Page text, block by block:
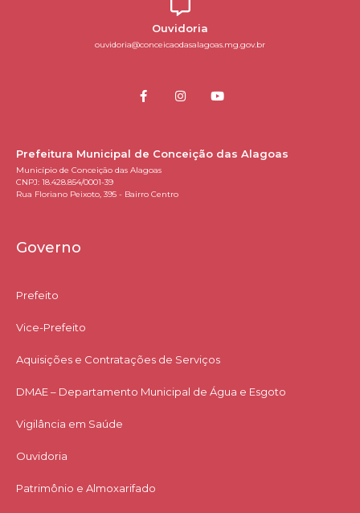
Ouvidoria
ouvidoria@conceicaodasalagoas.mg.gov.br
Prefeitura Municipal de Conceição das Alagoas
Município de Conceição das Alagoas
CNPJ: 18.428.854/0001-39
Rua Floriano Peixoto, 395 - Bairro Centro
Governo
Prefeito
Vice-Prefeito
Aquisições e Contratações de Serviços​
DMAE – Departamento Municipal de Água e Esgoto
Vigilância em Saúde
Ouvidoria
Patrimônio e Almoxarifado